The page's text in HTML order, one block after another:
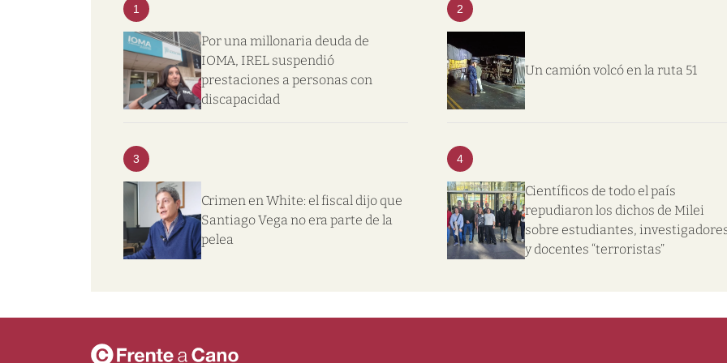
1
Por una millonaria deuda de
IOMA, IREL suspendió
prestaciones a personas con
discapacidad
2
Un camión volcó en la ruta 51
3
Crimen en White: el fiscal dijo que
Santiago Vega no era parte de la
pelea
4
Científicos de todo el país
repudiaron los dichos de Milei
sobre estudiantes,
y docentes “terroristas”